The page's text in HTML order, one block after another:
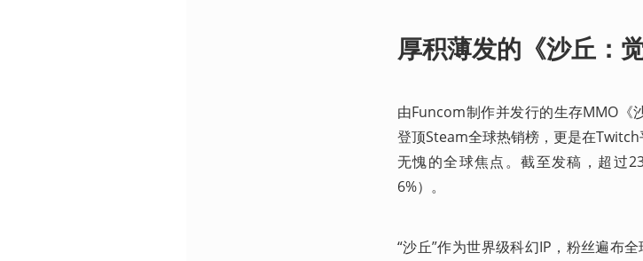
厚积薄发的《沙丘：觉
由Funcom制作并发行的生存MMO《
登顶Steam全球热销榜，更是在
无愧的全球焦点。截至发稿，超过
6%）。
“沙丘”作为世界级科幻IP，粉丝遍布